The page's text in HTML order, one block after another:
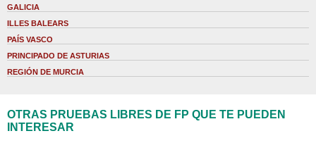
GALICIA
ILLES BALEARS
PAÍS VASCO
PRINCIPADO DE ASTURIAS
REGIÓN DE MURCIA
OTRAS PRUEBAS LIBRES DE FP QUE TE PUEDEN
INTERESAR